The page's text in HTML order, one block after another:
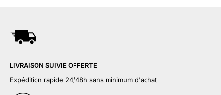
LIVRAISON SUIVIE OFFERTE
Expédition rapide 24/48h sans minimum d'achat